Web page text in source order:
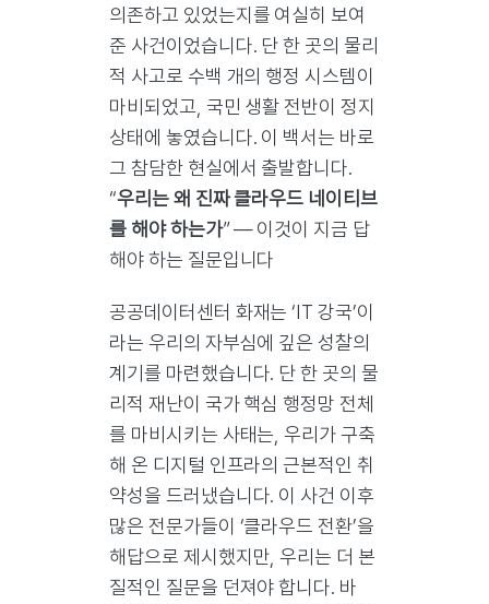
의존하고 있었는지를 여실히 보여
준 사건이었습니다. 단 한 곳의 물리
적 사고로 수백 개의 행정 시스템이
마비되었고, 국민 생활 전반이 정지
상태에 놓였습니다. 이 백서는 바로
그 참담한 현실에서 출발합니다.
“우리는 왜 진짜 클라우드 네이티브
를 해야 하는가” — 이것이 지금 답
해야 하는 질문입니다
공공데이터센터 화재는 ‘IT 강국’이
라는 우리의 자부심에 깊은 성찰의
계기를 마련했습니다. 단 한 곳의 물
리적 재난이 국가 핵심 행정망 전체
를 마비시키는 사태는, 우리가 구축
해 온 디지털 인프라의 근본적인 취
약성을 드러냈습니다. 이 사건 이후
많은 전문가들이 ‘클라우드 전환’을
해답으로 제시했지만, 우리는 더 본
질적인 질문을 던져야 합니다. 바